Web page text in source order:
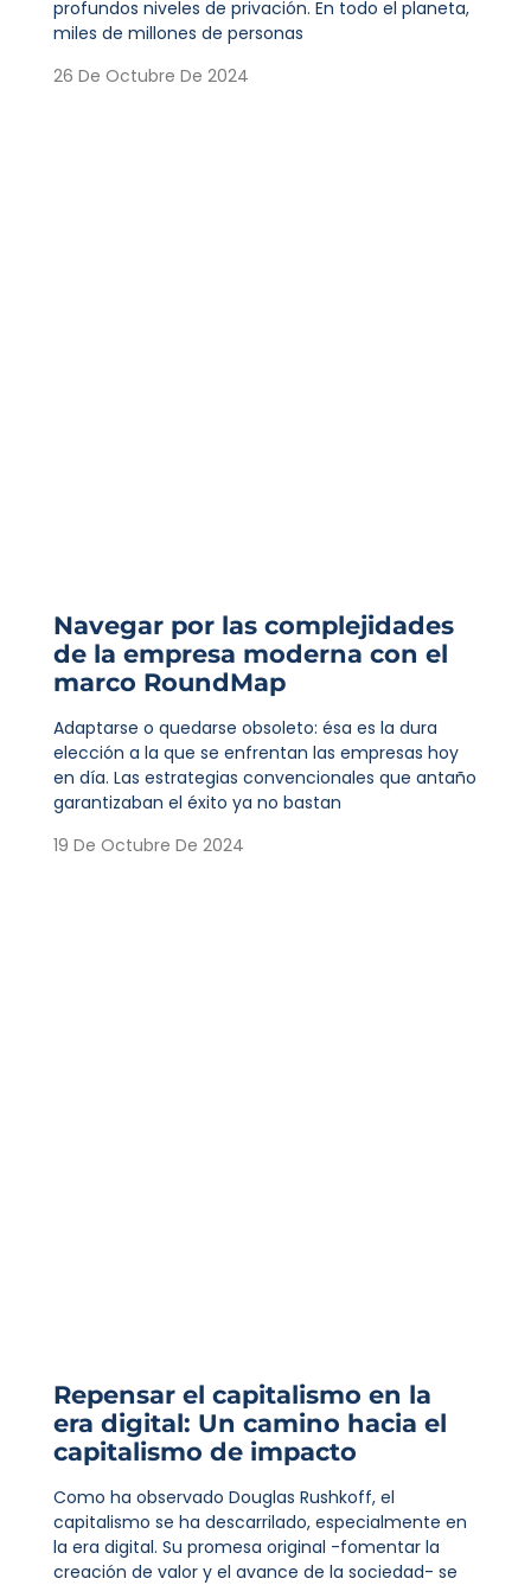
profundos niveles de privación. En todo el planeta,
miles de millones de personas
26 De Octubre De 2024
Navegar por las complejidades
de la empresa moderna con el
marco RoundMap
Adaptarse o quedarse obsoleto: ésa es la dura
elección a la que se enfrentan las empresas hoy
en día. Las estrategias convencionales que antaño
garantizaban el éxito ya no bastan
19 De Octubre De 2024
Repensar el capitalismo en la
era digital: Un camino hacia el
capitalismo de impacto
Como ha observado Douglas Rushkoff, el
capitalismo se ha descarrilado, especialmente en
la era digital. Su promesa original -fomentar la
creación de valor y el avance de la sociedad- se